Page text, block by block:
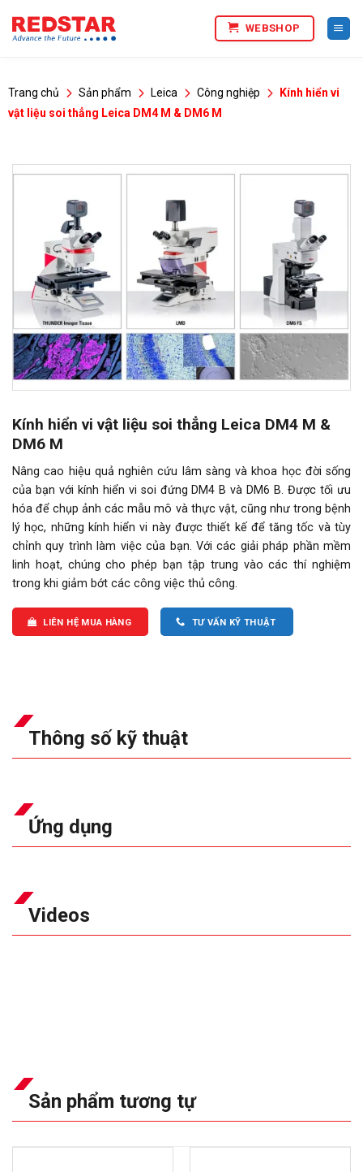
qua
WEBSHOP
Trang chủ Sản phẩm Leica Công nghiệp
Kính hiển vi
vật liệu soi thẳng Leica DM4 M & DM6 M
Kính hiển vi vật liệu soi thẳng Leica DM4 M &
DM6 M
Nâng cao hiệu quả nghiên cứu lâm sàng và khoa học đời sống
của bạn với kính hiển vi soi đứng DM4 B và DM6 B. Được tối ưu
hóa để chụp ảnh các mẫu mô và thực vật, cũng như trong bệnh
lý học, những kính hiển vi này được thiết kế để tăng tốc và tùy
chỉnh quy trình làm việc của bạn. Với các giải pháp phần mềm
linh hoạt, chúng cho phép bạn tập trung vào các thí nghiệm
trong khi giảm bớt các công việc thủ công.
LIÊN HỆ MUA HÀNG TƯ VẤN KỸ THUẬT
Thông số kỹ thuật
Ứng dụng
Videos
Sản phẩm tương tự